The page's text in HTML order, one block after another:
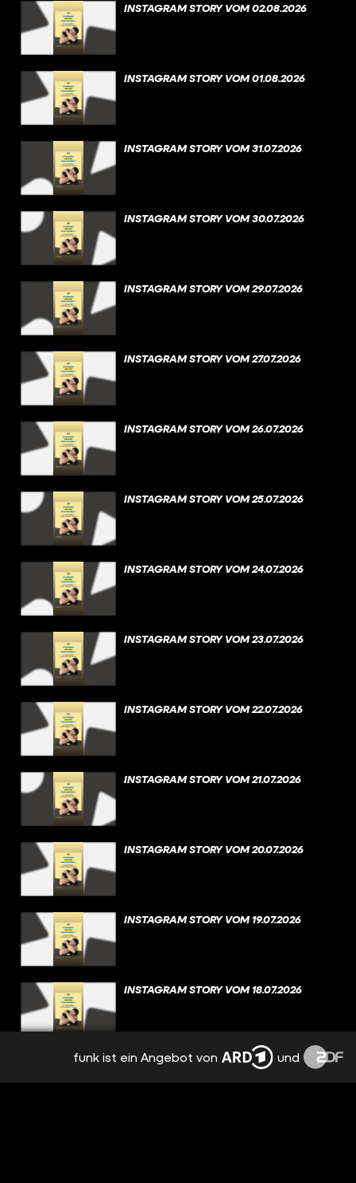
INSTAGRAM STORY VOM 02.08.2026
INSTAGRAM STORY VOM 01.08.2026
INSTAGRAM STORY VOM 31.07.2026
INSTAGRAM STORY VOM 30.07.2026
INSTAGRAM STORY VOM 29.07.2026
INSTAGRAM STORY VOM 27.07.2026
INSTAGRAM STORY VOM 26.07.2026
INSTAGRAM STORY VOM 25.07.2026
INSTAGRAM STORY VOM 24.07.2026
INSTAGRAM STORY VOM 23.07.2026
INSTAGRAM STORY VOM 22.07.2026
INSTAGRAM STORY VOM 21.07.2026
INSTAGRAM STORY VOM 20.07.2026
INSTAGRAM STORY VOM 19.07.2026
INSTAGRAM STORY VOM 18.07.2026
INSTAGRAM STORY VOM 17.07.2026
funk ist ein Angebot von und